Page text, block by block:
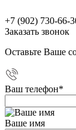
+7 (902) 730-66-
Заказать звонок
Оставьте Ваше
Ваш телефон*
Ваше имя